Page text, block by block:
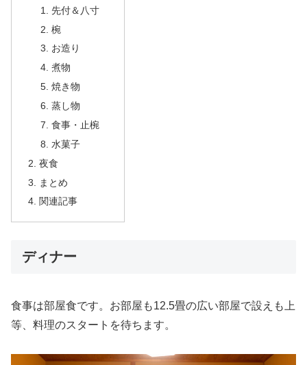
先付＆八寸
椀
お造り
煮物
焼き物
蒸し物
食事・止椀
水菓子
夜食
まとめ
関連記事
ディナー
食事は部屋食です。お部屋も12.5畳の広い部屋で設えも上
等、料理のスタートを待ちます。